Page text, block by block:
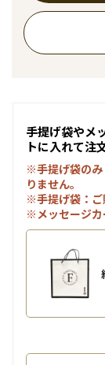
手提げ袋やメ
トに入れて注
※手提げ袋のみ
りません。
※手提げ袋：ご
※メッセージカ